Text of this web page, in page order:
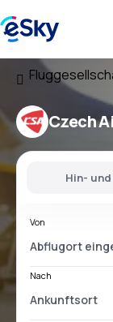
Czech
Hin-
Von
Nach